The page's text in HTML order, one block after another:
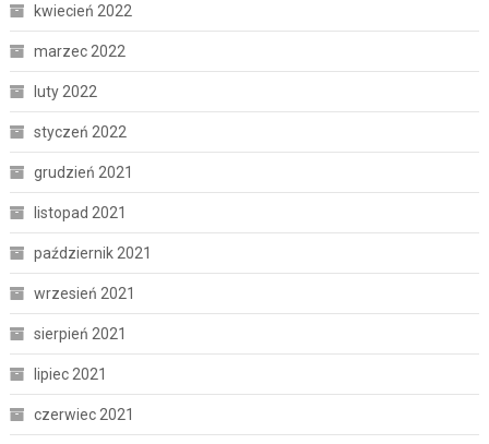
kwiecień 2022
marzec 2022
luty 2022
styczeń 2022
grudzień 2021
listopad 2021
październik 2021
wrzesień 2021
sierpień 2021
lipiec 2021
czerwiec 2021